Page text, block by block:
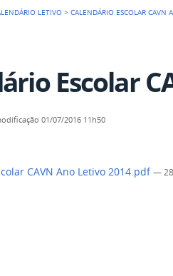
LETIVO >CALENDÁRIO ESCOLAR
Escolar
01/07/2016 11h50
CAVN Ano Letivo 2014.pdf—